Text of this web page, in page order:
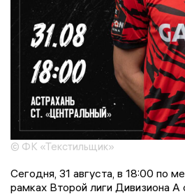
© ФК «Текстильщик»
Сегодня, 31 августа, в 18:00 по
рамках Второй лиги Дивизиона